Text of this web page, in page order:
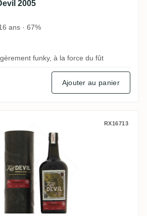
2005
ans · 67%
funky, à la force du fût
Ajouter au panier
RX16713